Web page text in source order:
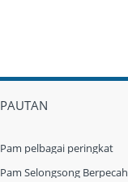
PAUTAN
Pam pelbagai peringkat
Pam Selongsong Berpecah